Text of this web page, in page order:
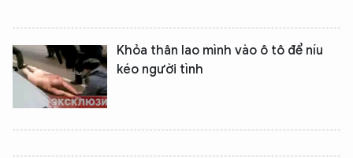
Khỏa thân lao mình vào ô tô để níu
kéo người tình